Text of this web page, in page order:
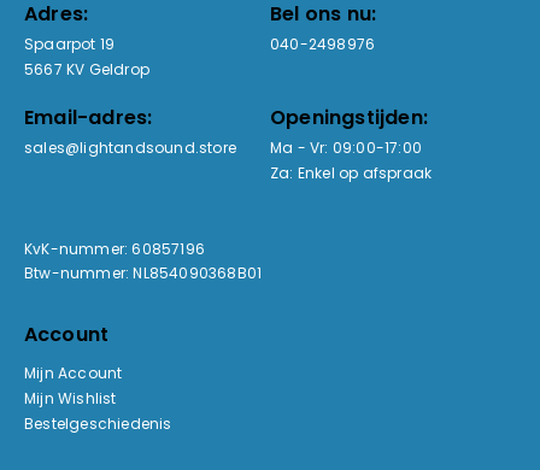
Adres:
Spaarpot 19
5667 KV Geldrop
Bel ons nu:
040-2498976
Email-adres:
sales@lightandsound.store
Openingstijden:
Ma - Vr: 09:00-17:00
Za: Enkel op afspraak
KvK-nummer: 60857196
Btw-nummer: NL854090368B01
Account
Mijn Account
Mijn Wishlist
Bestelgeschiedenis